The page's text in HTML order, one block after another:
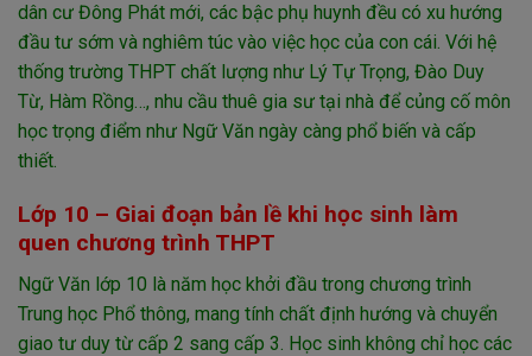
dân cư Đông Phát mới, các bậc phụ huynh đều có xu hướng
đầu tư sớm và nghiêm túc vào việc học của con cái. Với hệ
thống trường THPT chất lượng như Lý Tự Trọng, Đào Duy
Từ, Hàm Rồng…, nhu cầu thuê gia sư tại nhà để củng cố môn
học trọng điểm như Ngữ Văn ngày càng phổ biến và cấp
thiết.
Lớp 10 – Giai đoạn bản lề khi học sinh làm
quen chương trình THPT
Ngữ Văn lớp 10 là năm học khởi đầu trong chương trình
Trung học Phổ thông, mang tính chất định hướng và chuyển
giao tư duy từ cấp 2 sang cấp 3. Học sinh không chỉ học các